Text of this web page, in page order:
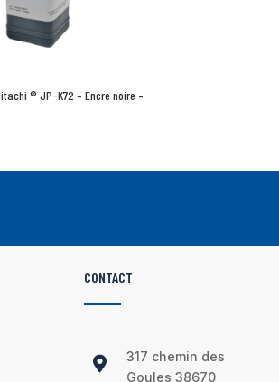
® JP-K72 – Encre noire –
CONTACT

317 chemin des
Goules 38670